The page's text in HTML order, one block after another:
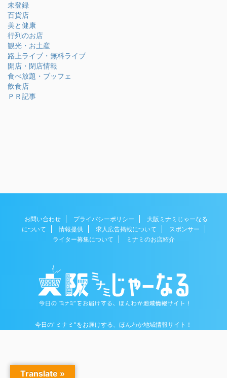
未登録
百貨店
美と健康
行列のお店
観光・お土産
路上ライブ・無料ライブ
開店・閉店情報
食べ放題・ブッフェ
飲食店
ＰＲ記事
お問い合わせ プライバシーポリシー
大阪ミナミじゃーなる
について
情報提供 求人広告掲載について
スポンサー
ライター募集について
ミナミのお店紹介
今日の"ミナミ"をお届けする、ほんわか地域情報サイト！
Translate »